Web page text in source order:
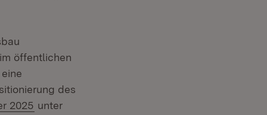
Fenster)
öffentlichen
des
2025 unter